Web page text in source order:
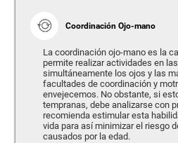
Coordinación Ojo-mano
La coordinación ojo-mano es la
permite realizar actividades en
simultáneamente los ojos y las
facultades de coordinación y
envejecemos. No obstante, si
tempranas, debe analizarse con
recomienda estimular esta
vida para así minimizar el riesgo
causados por la edad.